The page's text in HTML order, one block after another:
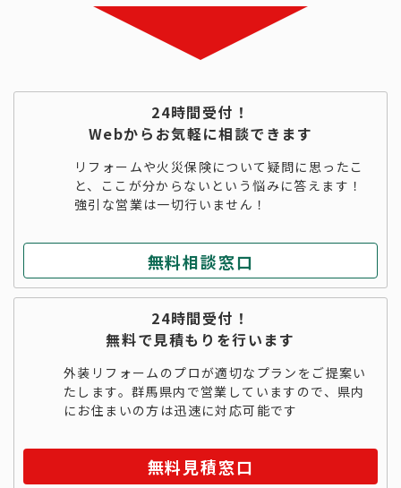
24時間受付！
Webからお気軽に相談できます
リフォームや火災保険について疑問に思ったこ
と、ここが分からないという悩みに答えます！
強引な営業は一切行いません！
無料相談窓口
24時間受付！
無料で見積もりを行います
外装リフォームのプロが適切なプランをご提案い
たします。群馬県内で営業していますので、県内
にお住まいの方は迅速に対応可能です
無料見積窓口